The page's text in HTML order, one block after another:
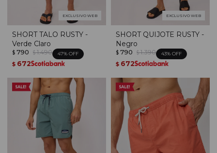
EXCLUSIVO WEB
SHORT TALO RUSTY -
Verde Claro
$ 790 $ 1.490 47
$ 672
EXCLUSIVO WEB
SHORT QUIJOTE RUSTY -
Negro
$ 790 $ 1.390 43
$ 672